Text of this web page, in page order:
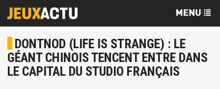
DONTNOD (LIFE IS STRANGE) : LE
GÉANT CHINOIS TENCENT ENTRE DANS
LE CAPITAL DU STUDIO FRANÇAIS